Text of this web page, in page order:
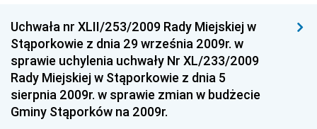
Dziennik Urzędowy Ministra Sportu
Dziennik Urzędowy Ministra Funduszy i Polityki
Regionalnej
Dziennik Urzędowy Ministra Aktywów Państwowych
Dziennik Urzędowy Ministra Zdrowia
Uchwała nr XLII/253/2009 Rady Miejskiej w
Stąporkowie z dnia 29 września 2009r. w
sprawie uchylenia uchwały Nr XL/233/2009
Rady Miejskiej w Stąporkowie z dnia 5
sierpnia 2009r. w sprawie zmian w budżecie
Gminy Stąporków na 2009r.